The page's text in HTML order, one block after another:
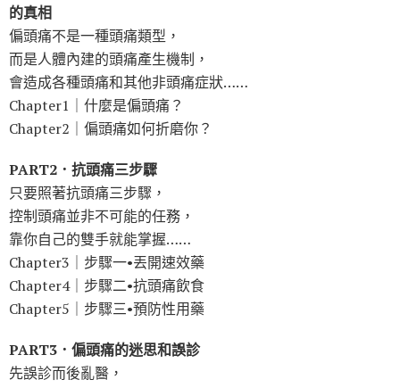
的真相
偏頭痛不是一種頭痛類型，
而是人體內建的頭痛產生機制，
會造成各種頭痛和其他非頭痛症狀……
Chapter1｜什麼是偏頭痛？
Chapter2｜偏頭痛如何折磨你？
PART2．抗頭痛三步驟
只要照著抗頭痛三步驟，
控制頭痛並非不可能的任務，
靠你自己的雙手就能掌握……
Chapter3｜步驟一•丟開速效藥
Chapter4｜步驟二•抗頭痛飲食
Chapter5｜步驟三•預防性用藥
PART3．偏頭痛的迷思和誤診
先誤診而後亂醫，